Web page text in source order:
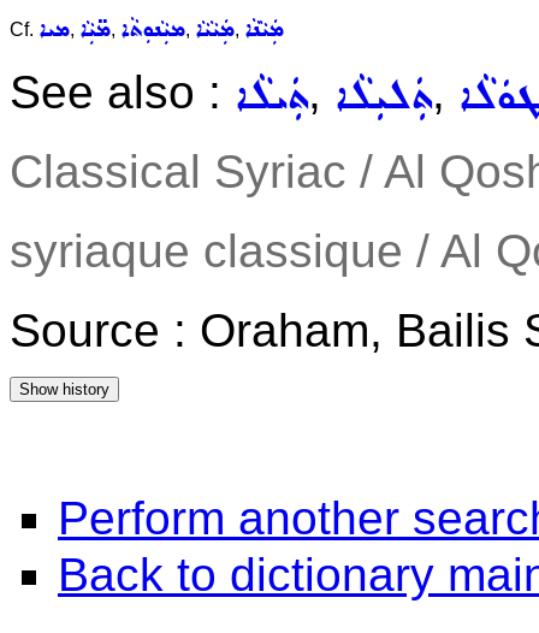
Cf. ܡܝܐ, ܡ̈ܝܼܵܐ, ܡܝܼܵܢܘܼܬܵܐ, ܡܲܝܵܝܵܐ, ܡܲܝܵܢܵܐ
See also : ܬܲܝܠܵܐ, ܬܲܠܝܼܠܵܐ,
Classical Syriac / Al
syriaque classique / Al
Source : Oraham, Bailis
Perform another
Back to dictionary